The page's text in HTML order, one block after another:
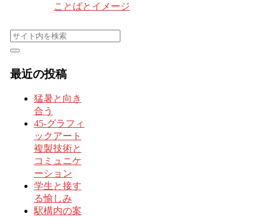
ことばとイメージ
最近の投稿
猛暑と向き
合う
45-グラフィ
ックアート
複製技術と
コミュニケ
ーション
学生と接す
る愉しみ
駅構内の案